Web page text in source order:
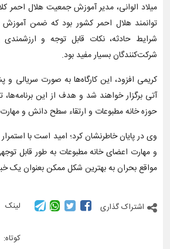
میلاد الوانی، مدیر آموزش جمعیت هلال احمر
توانمند هلال احمر کشور بود که ضمن
شرایط حادثه، نکات قابل توجه و ارزشمندی
شرکت‌کنندگان بسیار مفید بود.
کریمی افزود، این کارگاه‌ها به صورت
آتی برگزار خواهند شد و هدف از این
حوزه خانه مطبوعات و ارتقاء سطح دانش و
وی در پایان خاطرنشان کرد؛ امید است با
و مهارت اعضای خانه مطبوعات به طور قابل توجهی
مواقع بحران به بهترین شکل ممکن بعنوان یک
اشتراک گذاری لینک
کوتاه: